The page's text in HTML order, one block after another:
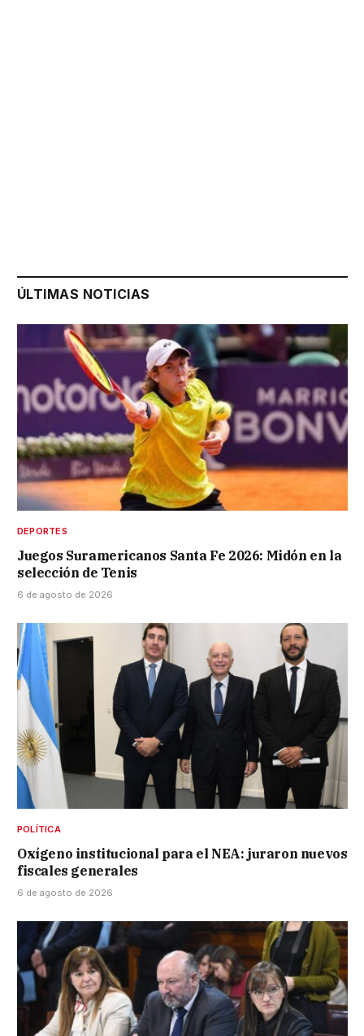
ÚLTIMAS NOTICIAS
DEPORTES
Juegos Suramericanos Santa Fe 2026: Midón en la
selección de Tenis
6 de agosto de 2026
POLÍTICA
Oxígeno institucional para el NEA: juraron nuevos
fiscales generales
6 de agosto de 2026